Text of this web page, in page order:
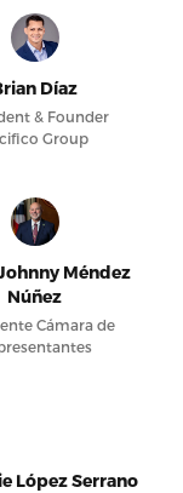
Díaz
& Founder
Group
Méndez
Núñez
Cámara de
López Serrano